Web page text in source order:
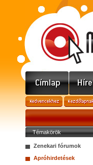
Témakörök
Zenekari fórumok
Apróhirdetések